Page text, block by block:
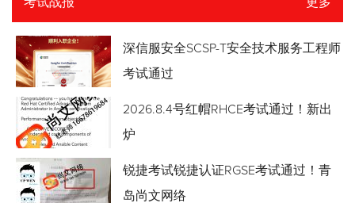
深信服安全SCSP-T安全技术服务工程师
考试通过
2026.8.4号红帽RHCE考试通过！新出
炉
锐捷考试锐捷认证RGSE考试通过！青
岛尚文网络